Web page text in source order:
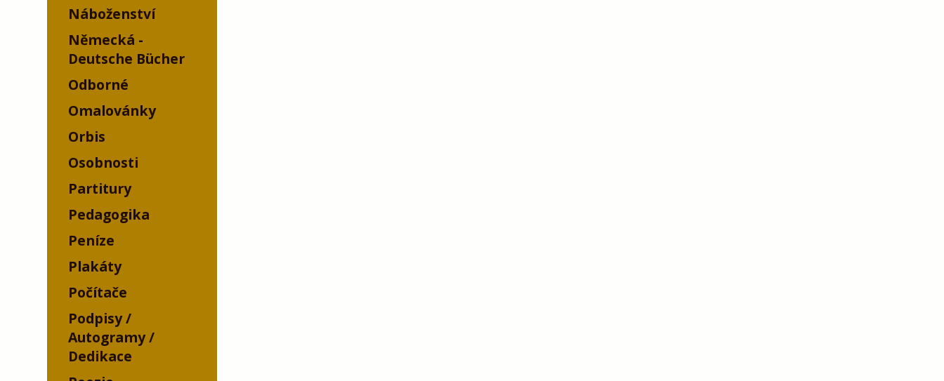
Náboženství
Německá -
Deutsche Bücher
Odborné
Omalovánky
Orbis
Osobnosti
Partitury
Pedagogika
Peníze
Plakáty
Počítače
Podpisy /
Autogramy /
Dedikace